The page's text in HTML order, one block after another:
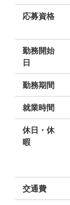
応募資格
勤務開始
日
勤務期間
就業時間
休日・休
暇
交通費